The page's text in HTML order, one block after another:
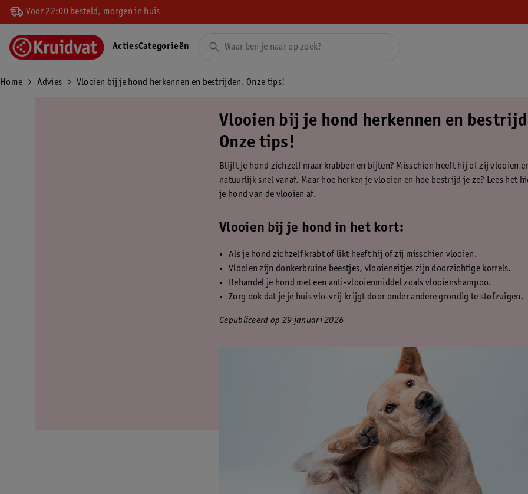
Voor 22:00 besteld, morgen in huis
ActiesCategorieën
Home Advies Vlooien bij je hond herkennen en bestrijden. Onze tips!
Vlooien bij je hond herkennen en
Onze tips!
Blijft je hond zichzelf maar krabben en bijten? Misschien heeft hij of zij vlooien
natuurlijk snel vanaf. Maar hoe herken je vlooien en hoe bestrijd je ze? Lees het
je hond van de vlooien af.
Vlooien bij je hond in het kort:
Als je hond zichzelf krabt of likt heeft hij of zij misschien vlooien.
Vlooien zijn donkerbruine beestjes, vlooieneitjes zijn doorzichtige korrels.
Behandel je hond met een anti-vlooienmiddel zoals vlooienshampoo.
Zorg ook dat je je huis vlo-vrij krijgt door onder andere grondig te stofzuigen.
Gepubliceerd op 29 januari 2026